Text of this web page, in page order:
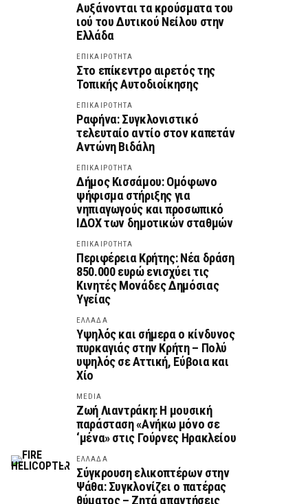
Αυξάνονται τα κρούσματα του
ιού του Δυτικού Νείλου στην
Ελλάδα
ΕΠΙΚΑΙΡΟΤΗΤΑ
Στο επίκεντρο αιρετός της
Τοπικής Αυτοδιοίκησης
ΕΠΙΚΑΙΡΟΤΗΤΑ
Ραφήνα: Συγκλονιστικό
τελευταίο αντίο στον καπετάν
Αντώνη Βιδάλη
ΕΠΙΚΑΙΡΟΤΗΤΑ
Δήμος Κισσάμου: Ομόφωνο
ψήφισμα στήριξης για
νηπιαγωγούς και προσωπικό
ΙΔΟΧ των δημοτικών σταθμών
ΕΠΙΚΑΙΡΟΤΗΤΑ
Περιφέρεια Κρήτης: Νέα δράση
850.000 ευρώ ενισχύει τις
Κινητές Μονάδες Δημόσιας
Υγείας
ΕΛΛΑΔΑ
Υψηλός και σήμερα ο κίνδυνος
πυρκαγιάς στην Κρήτη – Πολύ
υψηλός σε Αττική, Εύβοια και
Χίο
MEDIA
Ζωή Λιαντράκη: Η μουσική
παράσταση «Ανήκω μόνο σε
‘μένα» στις Γούρνες Ηρακλείου
ΕΛΛΑΔΑ
Σύγκρουση ελικοπτέρων στην
Ψάθα: Συγκλονίζει ο πατέρας
θύματος – Ζητά απαντήσεις